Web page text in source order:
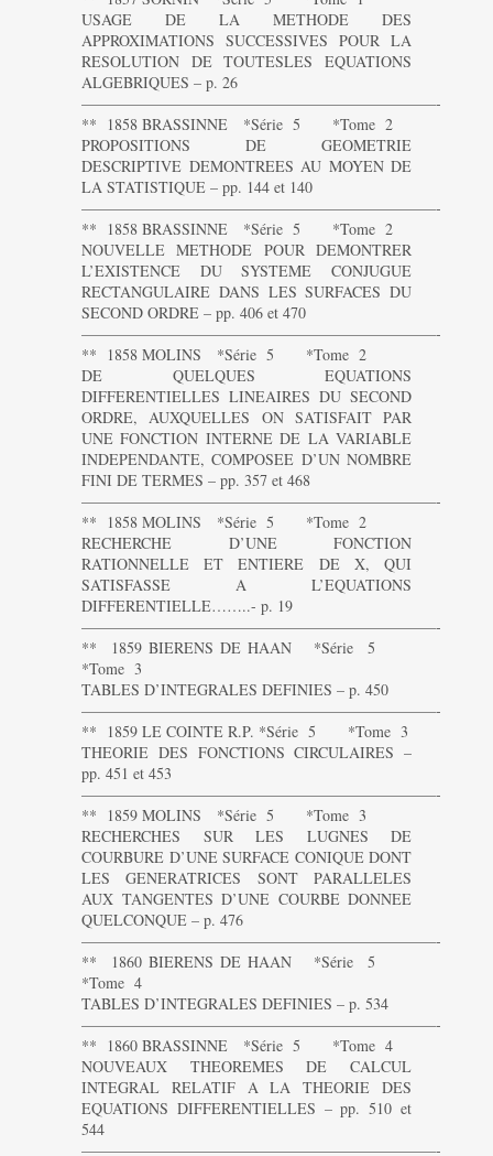
USAGE DE LA METHODE DES
APPROXIMATIONS SUCCESSIVES POUR LA
RESOLUTION DE TOUTESLES EQUATIONS
ALGEBRIQUES – p. 26
———————————————————————-
** 1858 BRASSINNE *Série 5 *Tome 2
PROPOSITIONS DE GEOMETRIE
DESCRIPTIVE DEMONTREES AU MOYEN DE
LA STATISTIQUE – pp. 144 et 140
———————————————————————-
** 1858 BRASSINNE *Série 5 *Tome 2
NOUVELLE METHODE POUR DEMONTRER
L’EXISTENCE DU SYSTEME CONJUGUE
RECTANGULAIRE DANS LES SURFACES DU
SECOND ORDRE – pp. 406 et 470
———————————————————————-
** 1858 MOLINS *Série 5 *Tome 2
DE QUELQUES EQUATIONS
DIFFERENTIELLES LINEAIRES DU SECOND
ORDRE, AUXQUELLES ON SATISFAIT PAR
UNE FONCTION INTERNE DE LA VARIABLE
INDEPENDANTE, COMPOSEE D’UN NOMBRE
FINI DE TERMES – pp. 357 et 468
———————————————————————-
** 1858 MOLINS *Série 5 *Tome 2
RECHERCHE D’UNE FONCTION
RATIONNELLE ET ENTIERE DE X, QUI
SATISFASSE A L’EQUATIONS
DIFFERENTIELLE……..- p. 19
———————————————————————-
** 1859 BIERENS DE HAAN *Série 5
*Tome 3
TABLES D’INTEGRALES DEFINIES – p. 450
———————————————————————-
** 1859 LE COINTE R.P. *Série 5 *Tome 3
THEORIE DES FONCTIONS CIRCULAIRES –
pp. 451 et 453
———————————————————————-
** 1859 MOLINS *Série 5 *Tome 3
RECHERCHES SUR LES LUGNES DE
COURBURE D’UNE SURFACE CONIQUE DONT
LES GENERATRICES SONT PARALLELES
AUX TANGENTES D’UNE COURBE DONNEE
QUELCONQUE – p. 476
———————————————————————-
** 1860 BIERENS DE HAAN *Série 5
*Tome 4
TABLES D’INTEGRALES DEFINIES – p. 534
———————————————————————-
** 1860 BRASSINNE *Série 5 *Tome 4
NOUVEAUX THEOREMES DE CALCUL
INTEGRAL RELATIF A LA THEORIE DES
EQUATIONS DIFFERENTIELLES – pp. 510 et
544
———————————————————————-